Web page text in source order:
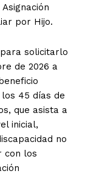
por Hijo.
solicitarlo
de 2026 a
45 días de
que asista a
inicial,
no
con los